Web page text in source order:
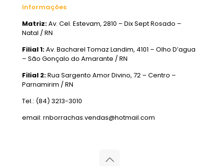
Informações
Matriz:Av. Cel. Estevam, 2810 – Dix Sept Rosado –
Natal / RN
Filial 1:Av. Bacharel Tomaz Landim, 4101 – Olho D’agua
– São Gonçalo do Amarante / RN
Filial 2:Rua Sargento Amor Divino, 72 – Centro –
Parnamirim / RN
Tel.: (84) 3213-3010
email: rnborrachas.vendas@hotmail.com